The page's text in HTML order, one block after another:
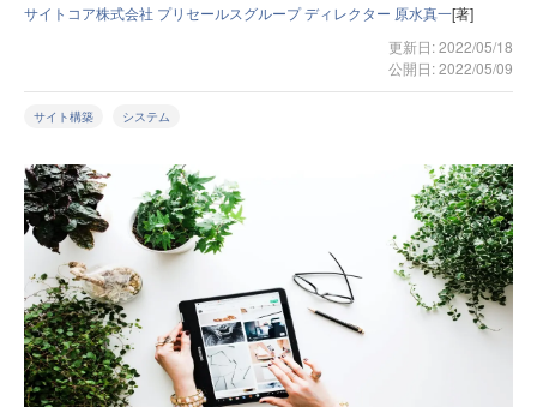
サイトコア株式会社 プリセールスグループ ディレクター 原水真一[著]
更新日: 2022/05/18
公開日: 2022/05/09
サイト構築 システム